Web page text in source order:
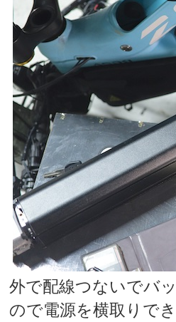
外で配線つないでバ
ので電源を横取りで